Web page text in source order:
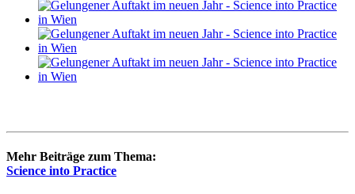
Mehr Beiträge zum Thema:
Science into Practice